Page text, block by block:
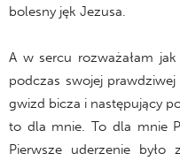
bolesny jęk Jezusa.
A w sercu rozważałam
podczas swojej
gwizd bicza i następujący
to dla mnie. To dla mnie
Pierwsze uderzenie